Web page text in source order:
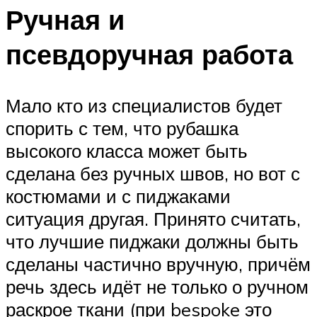
Ручная и
псевдоручная работа
Мало кто из специалистов будет
спорить с тем, что рубашка
высокого класса может быть
сделана без ручных швов, но вот с
костюмами и с пиджаками
ситуация другая. Принято считать,
что лучшие пиджаки должны быть
сделаны частично вручную, причём
речь здесь идёт не только о ручном
раскрое ткани (при bespoke это